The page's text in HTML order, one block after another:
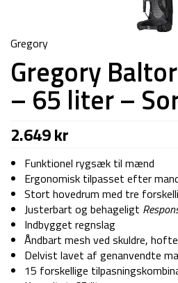
Gregory
Gregory
– 65 liter –
2.649kr
Funktionel rygsæk til mænd
Ergonomisk tilpasset efter
Stort hovedrum med tre
Justerbart og behageligt
Indbygget regnslag
Åndbart mesh ved skuldre,
Delvist lavet af genanvendte
15 forskellige